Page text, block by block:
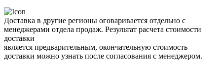
Доставка в другие регионы оговаривается отдельно с
менеджерами отдела продаж. Результат расчета стоимости
доставки
является предварительным, окончательную стоимость
доставки можно узнать после согласования с менеджером.